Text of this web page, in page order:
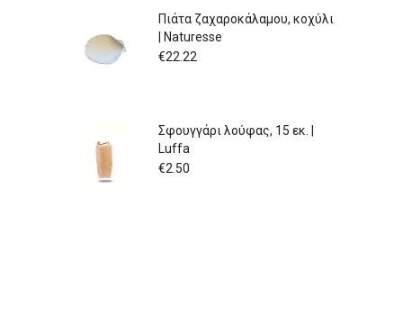
Πιάτα ζαχαροκάλαμου, κοχύλι
| Naturesse
€22.22
Σφουγγάρι λούφας, 15 εκ. |
Luffa
€2.50